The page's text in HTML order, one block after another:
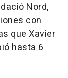
Nord,
con
que Xavier
hasta 6